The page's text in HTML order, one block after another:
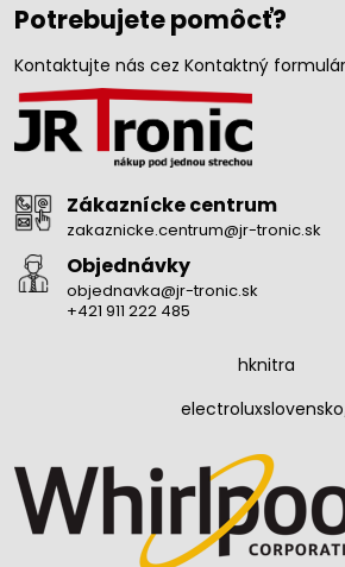
Potrebujete pomôcť?
Kontaktujte nás cez Kontaktný formulár
Zákaznícke centrum
zakaznicke.centrum@jr-tronic.sk
Objednávky
objednavka@jr-tronic.sk
+421 911 222 485
hknitra